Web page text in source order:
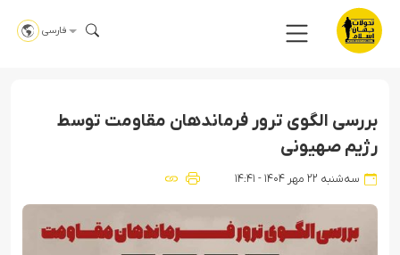
فارسی
بررسی الگوی ترور فرماندهان مقاومت توسط
رژیم صهیونی
سه‌شنبه ۲۲ مهر ۱۴۰۴ - ۱۴:۴۱